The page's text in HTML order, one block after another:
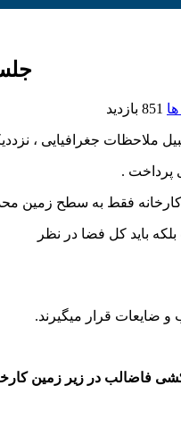
851 بازدید
ملاحظات جغرافیایی ،
پرداخت .
کارخانه فقط به سطح زمین
باید کل فضا در نظر
ضایعات قرار میگیرند.
فاضالب در زیر زمین